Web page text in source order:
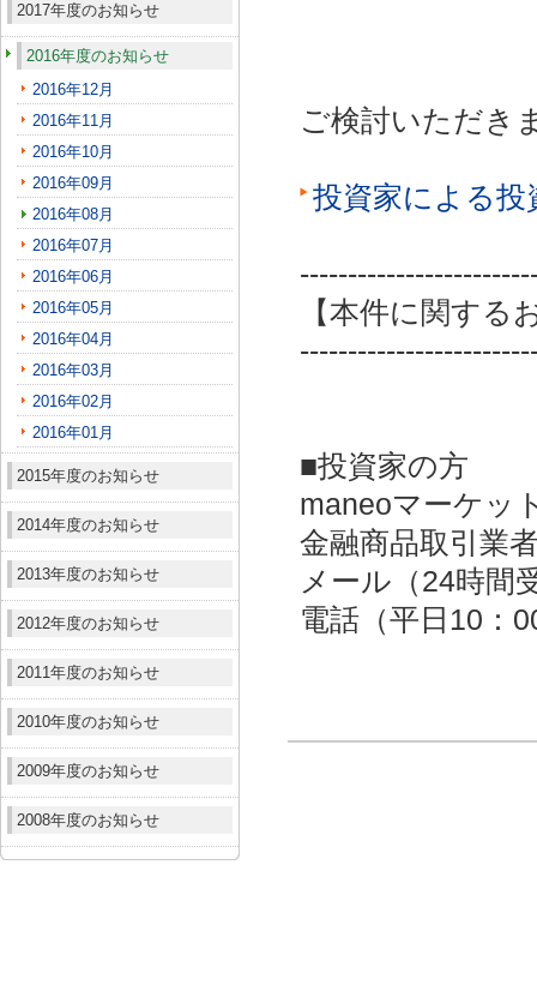
2017年度のお知らせ
2016年度のお知らせ
2016年12月
2016年11月
2016年10月
2016年09月
2016年08月
2016年07月
2016年06月
2016年05月
2016年04月
2016年03月
2016年02月
2016年01月
2015年度のお知らせ
2014年度のお知らせ
2013年度のお知らせ
2012年度のお知らせ
2011年度のお知らせ
2010年度のお知らせ
2009年度のお知らせ
2008年度のお知らせ
ご検討いただき
投資家による
【本件に関する
■投資家の方
maneoマーケッ
金融商品取引業
メール（24時間
電話（平日10：